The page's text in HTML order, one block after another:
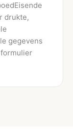
drukte,
gegevens